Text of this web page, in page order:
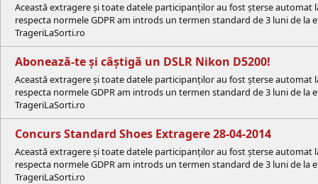
Această extragere și toate datele participanților au fost șterse
respecta normele GDPR am introds un termen standard de 3 luni de
TrageriLaSorti.ro
Abonează-te și câștigă un DSLR Nikon D5200!
Această extragere și toate datele participanților au fost șterse
respecta normele GDPR am introds un termen standard de 3 luni de
TrageriLaSorti.ro
Concurs Standard Shoes Extragere 28-04-2014
Această extragere și toate datele participanților au fost șterse
respecta normele GDPR am introds un termen standard de 3 luni de
TrageriLaSorti.ro